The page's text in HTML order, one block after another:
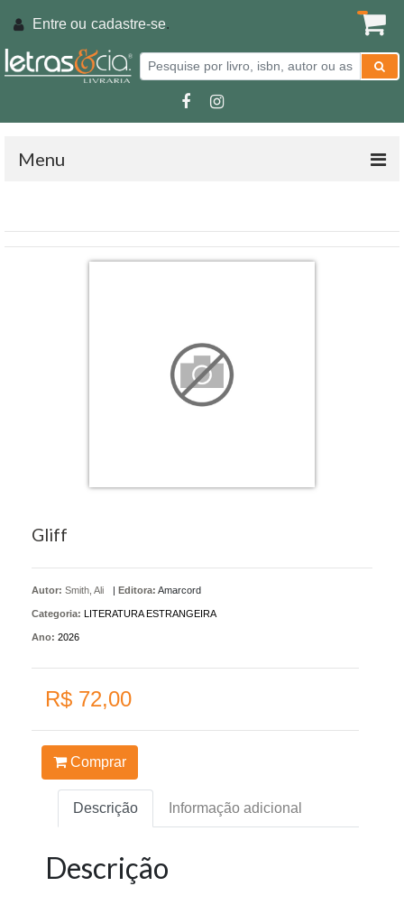
Entre ou cadastre-se.
Menu
Gliff
Autor: Smith, Ali | Editora: Amarcord
Categoria: LITERATURA ESTRANGEIRA
Ano: 2026
R$ 72,00
Comprar
Descrição Informação adicional
Descrição